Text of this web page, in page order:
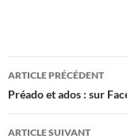
Navigation
des
articles
ARTICLE PRÉCÉDENT
Préado et ados : sur
ARTICLE SUIVANT